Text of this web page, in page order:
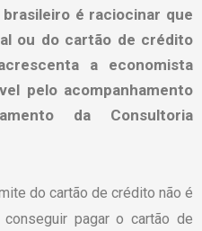
é raciocinar que
ou do cartão de crédito
a economista
pelo acompanhamento
da Consultoria
do cartão de crédito não é
pagar o cartão de